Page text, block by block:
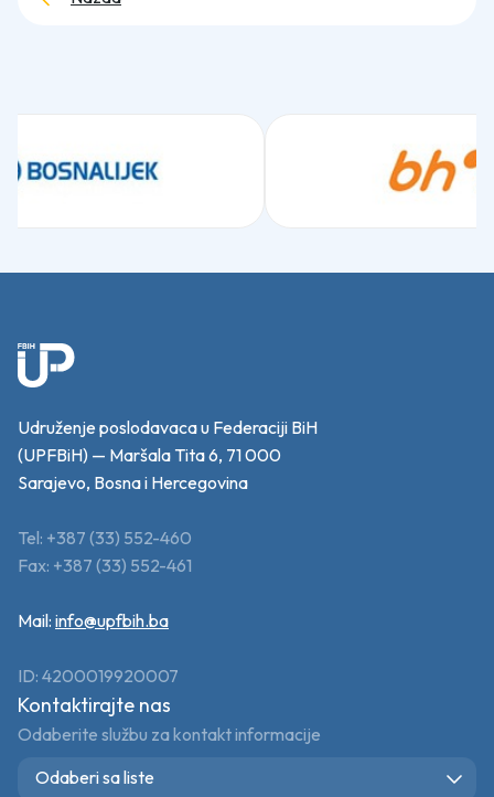
Udruženje poslodavaca u Federaciji BiH
(UPFBiH) — Maršala Tita 6, 71 000
Sarajevo, Bosna i Hercegovina
Tel: +387 (33) 552-460
Fax: +387 (33) 552-461
Mail: info@upfbih.ba
ID: 4200019920007
Kontaktirajte nas
Odaberite službu za kontakt informacije
Odaberi sa liste